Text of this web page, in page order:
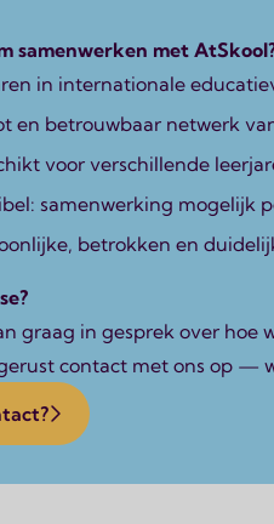
samenwerken met
in internationale
en betrouwbaar netwerk
voor verschillende
samenwerking mogelijk
betrokken en
graag in gesprek over hoe
contact met ons op —